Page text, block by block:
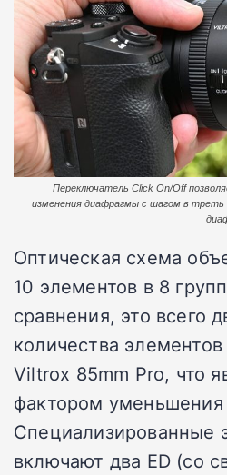
Переключатель Click On/Off
изменения диафрагмы с шагом в треть
Оптическая схема
10 элементов в 8
сравнения, это всего
количества
Viltrox 85mm Pro, что
фактором уменьшения
Специализированные
включают два ED (со